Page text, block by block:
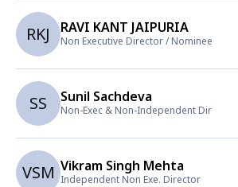
RKJ RAVI KANT JAIPURIA
Non Executive Director / Nominee
SS Sunil Sachdeva
Non-Exec & Non-Independent Dir
VSM Vikram Singh Mehta
Independent Non Exe. Director